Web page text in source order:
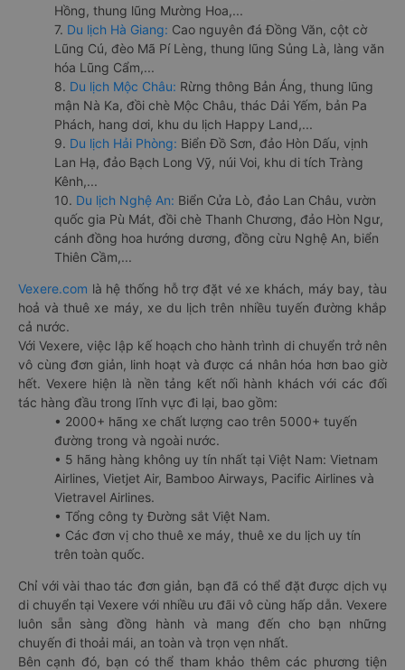
Hồng, thung lũng Mường Hoa,...
7. Du lịch Hà Giang: Cao nguyên đá Đồng Văn, cột cờ
Lũng Cú, đèo Mã Pí Lèng, thung lũng Sủng Là, làng văn
hóa Lũng Cẩm,...
8. Du lịch Mộc Châu: Rừng thông Bản Áng, thung lũng
mận Nà Ka, đồi chè Mộc Châu, thác Dải Yếm, bản Pa
Phách, hang dơi, khu du lịch Happy Land,...
9. Du lịch Hải Phòng: Biển Đồ Sơn, đảo Hòn Dấu, vịnh
Lan Hạ, đảo Bạch Long Vỹ, núi Voi, khu di tích Tràng
Kênh,...
10. Du lịch Nghệ An: Biển Cửa Lò, đảo Lan Châu, vườn
quốc gia Pù Mát, đồi chè Thanh Chương, đảo Hòn Ngư,
cánh đồng hoa hướng dương, đồng cừu Nghệ An, biển
Thiên Cầm,...
Vexere.com là hệ thống hỗ trợ đặt vé xe khách, máy bay, tàu
hoả và thuê xe máy, xe du lịch trên nhiều tuyến đường khắp
cả nước.
Với Vexere, việc lập kế hoạch cho hành trình di chuyển trở nên
vô cùng đơn giản, linh hoạt và được cá nhân hóa hơn bao giờ
hết. Vexere hiện là nền tảng kết nối hành khách với các đối
tác hàng đầu trong lĩnh vực đi lại, bao gồm:
• 2000+ hãng xe chất lượng cao trên 5000+ tuyến
đường trong và ngoài nước.
• 5 hãng hàng không uy tín nhất tại Việt Nam: Vietnam
Airlines, Vietjet Air, Bamboo Airways, Pacific Airlines và
Vietravel Airlines.
• Tổng công ty Đường sắt Việt Nam.
• Các đơn vị cho thuê xe máy, thuê xe du lịch uy tín
trên toàn quốc.
Chỉ với vài thao tác đơn giản, bạn đã có thể đặt được dịch vụ
di chuyển tại Vexere với nhiều ưu đãi vô cùng hấp dẫn. Vexere
luôn sẵn sàng đồng hành và mang đến cho bạn những
chuyến đi thoải mái, an toàn và trọn vẹn nhất.
Bên cạnh đó, bạn có thể tham khảo thêm các phương tiện